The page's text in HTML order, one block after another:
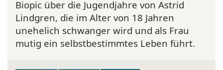
Biopic über die Jugendjahre von Astrid
Lindgren, die im Alter von 18 Jahren
unehelich schwanger wird und als Frau
mutig ein selbstbestimmtes Leben führt.